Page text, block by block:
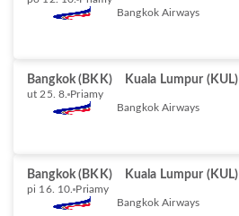
Bangkok Airways
Bangkok (BKK) Kuala Lumpur (KUL)
ut 25. 8. Priamy
Bangkok Airways
Bangkok (BKK) Kuala Lumpur (KUL)
pi 16. 10. Priamy
Bangkok Airways